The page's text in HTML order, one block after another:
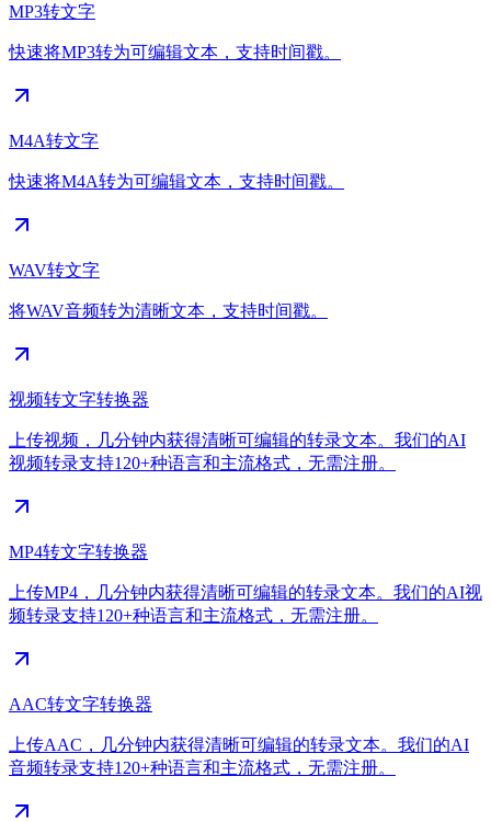
MP3转文字
快速将MP3转为可编辑文本，支持时间戳。
M4A转文字
快速将M4A转为可编辑文本，支持时间戳。
WAV转文字
将WAV音频转为清晰文本，支持时间戳。
视频转文字转换器
上传视频，几分钟内获得清晰可编辑的转录文本。我们的AI
视频转录支持120+种语言和主流格式，无需注册。
MP4转文字转换器
上传MP4，几分钟内获得清晰可编辑的转录文本。我们的AI视
频转录支持120+种语言和主流格式，无需注册。
AAC转文字转换器
上传AAC，几分钟内获得清晰可编辑的转录文本。我们的AI
音频转录支持120+种语言和主流格式，无需注册。